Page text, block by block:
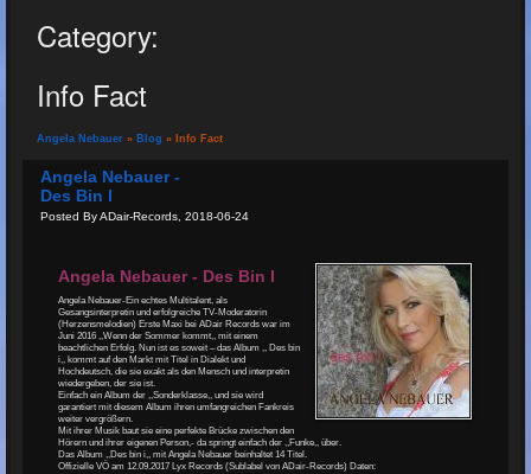
Category:
Info Fact
Angela Nebauer » Blog » Info Fact
Angela Nebauer -
Des Bin I
Posted By ADair-Records, 2018-06-24
Angela Nebauer - Des Bin I
Angela Nebauer-Ein echtes Multitalent, als
Gesangsinterpretin und erfolgreiche TV-Moderatorin
(Herzensmelodien) Erste Maxi bei ADair Records war im
Juni 2016 ,,Wenn der Sommer kommt,, mit einem
beachtlichen Erfolg. Nun ist es soweit – das Album ,, Des bin
i,, kommt auf den Markt mit Titel in Dialekt und
Hochdeutsch, die sie exakt als den Mensch und interpretin
wiedergeben, der sie ist.
Einfach ein Album der ,,Sonderklasse,, und sie wird
garantiert mit diesem Album ihren umfangreichen Fankreis
weiter vergrößern.
Mit ihrer Musik baut sie eine perfekte Brücke zwischen den
Hörern und ihrer eigenen Person,- da springt einfach der ,,Funke,, über.
Das Album ,,Des bin i,, mit Angela Nebauer beinhaltet 14 Titel.
Offizielle VÖ am 12.09.2017 Lyx Records (Sublabel von ADair-Records) Daten: